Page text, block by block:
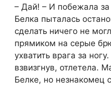
– Дай! – И побежала
Белка пыталась
сделать ничего не
прямиком на серые
ухватить врага за
взвизгнув, отлетела.
Белке, но незнакомец